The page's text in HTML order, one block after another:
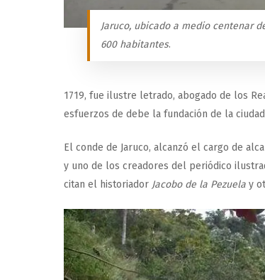
Jaruco, ubicado a medio centenar
600 habitantes.
1719, fue ilustre letrado, abogado de los
esfuerzos de debe la fundación de la
El conde de Jaruco, alcanzó el cargo de
y uno de los creadores del periódico
citan el historiador Jacobo de la Pezuela y